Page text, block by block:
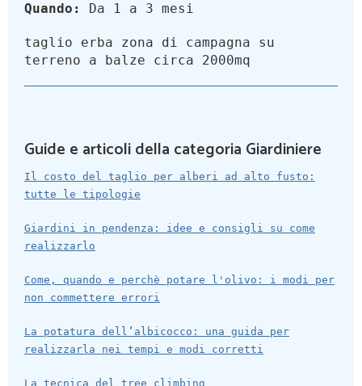
Quando: Da 1 a 3 mesi
taglio erba zona di campagna su
terreno a balze circa 2000mq
Guide e articoli della categoria Giardiniere
Il costo del taglio per alberi ad alto fusto:
tutte le tipologie
Giardini in pendenza: idee e consigli su come
realizzarlo
Come, quando e perchè potare l'olivo: i modi per
non commettere errori
La potatura dell’albicocco: una guida per
realizzarla nei tempi e modi corretti
La tecnica del tree climbing